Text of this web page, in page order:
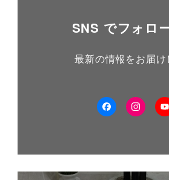
SNS でフォロ
最新の情報をお届け
facebook